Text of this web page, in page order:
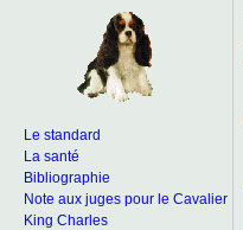
Le standard
La santé
Bibliographie
Note aux juges pour le Cavalier
King Charles